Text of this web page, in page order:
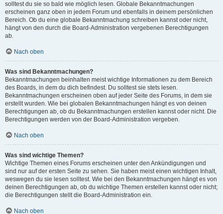
solltest du sie so bald wie möglich lesen. Globale Bekanntmachungen
erscheinen ganz oben in jedem Forum und ebenfalls in deinem persönlichen
Bereich. Ob du eine globale Bekanntmachung schreiben kannst oder nicht,
hängt von den durch die Board-Administration vergebenen Berechtigungen
ab.
Nach oben
Was sind Bekanntmachungen?
Bekanntmachungen beinhalten meist wichtige Informationen zu dem Bereich
des Boards, in dem du dich befindest. Du solltest sie stets lesen.
Bekanntmachungen erscheinen oben auf jeder Seite des Forums, in dem sie
erstellt wurden. Wie bei globalen Bekanntmachungen hängt es von deinen
Berechtigungen ab, ob du Bekanntmachungen erstellen kannst oder nicht. Die
Berechtigungen werden von der Board-Administration vergeben.
Nach oben
Was sind wichtige Themen?
Wichtige Themen eines Forums erscheinen unter den Ankündigungen und
sind nur auf der ersten Seite zu sehen. Sie haben meist einen wichtigen Inhalt,
weswegen du sie lesen solltest. Wie bei den Bekanntmachungen hängt es von
deinen Berechtigungen ab, ob du wichtige Themen erstellen kannst oder nicht;
die Berechtigungen stellt die Board-Administration ein.
Nach oben